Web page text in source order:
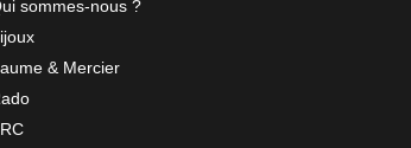
sommes-nous ?
& Mercier